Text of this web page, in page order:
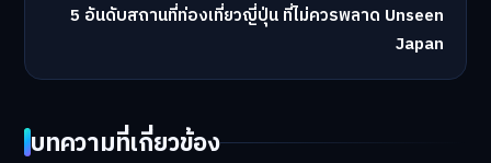
5 อันดับสถานที่ท่องเที่ยวญี่ปุ่น ที่ไม่ควรพลาด Unseen
Japan
บทความที่เกี่ยวข้อง